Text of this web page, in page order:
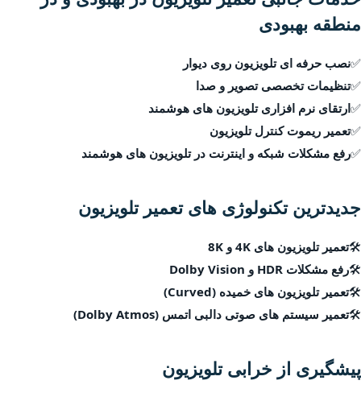
منطقه بهبودی
✅نصب حرفه ای تلویزیون روی دیوار
✅تنظیمات تخصصی تصویر و صدا
✅ارتقای نرم افزاری تلویزیون های هوشمند
✅تعمیر ریموت کنترل تلویزیون
✅رفع مشکلات شبکه و اینترنت در تلویزیون های هوشمند
جدیدترین تکنولوژی های تعمیر تلویزیون
🛠تعمیر تلویزیون های 4K و 8K
🛠رفع مشکلات HDR و Dolby Vision
🛠تعمیر تلویزیون های خمیده (Curved)
🛠تعمیر سیستم های صوتی دالبی اتمس (Dolby Atmos)
پیشگیری از خرابی تلویزیون